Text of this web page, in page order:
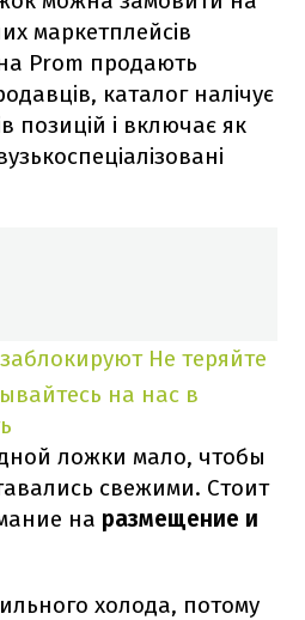
маркетплейсів
Prom продають
каталог налічує
позицій і включає як
Не теряйте
на нас в
ложки мало, чтобы
свежими. Стоит
на размещение и
холода, потому